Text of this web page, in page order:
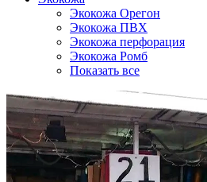
Экокожа Орегон
Экокожа ПВХ
Экокожа перфорация
Экокожа Ромб
Показать все